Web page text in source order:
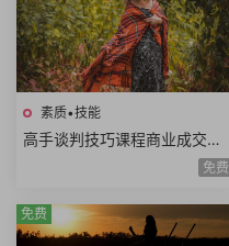
素质•技能
高手谈判技巧课程商业成交谈
判底线谈判态度双赢思维谈判
免费
免费